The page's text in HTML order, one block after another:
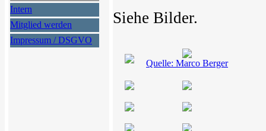
Intern
Mitglied werden
Impressum / DSGVO
Siehe Bilder.
Quelle: Marco Berger